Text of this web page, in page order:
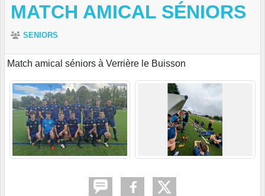
MATCH AMICAL SÉNIORS
SENIORS
Match amical séniors à Verrière le Buisson